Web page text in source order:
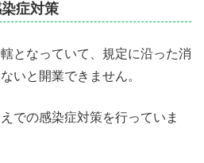
症対策
となっていて、規定に沿った消
いと開業できません。
での感染症対策を行っていま